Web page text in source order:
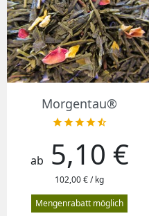
Morgentau®

Preis
ab 5,10 €
102,00 € / kg
Mengenrabatt möglich